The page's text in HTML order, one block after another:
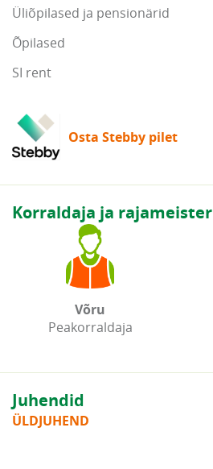
Üliõpilased ja pensionärid
Õpilased
SI rent
Osta Stebby pilet
Korraldaja ja rajameister
Võru
Peakorraldaja
Juhendid
ÜLDJUHEND